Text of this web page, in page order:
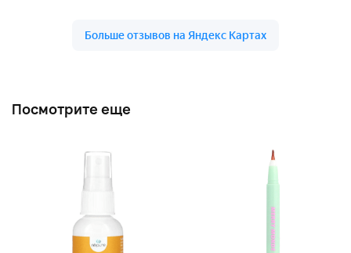
Посмотрите еще